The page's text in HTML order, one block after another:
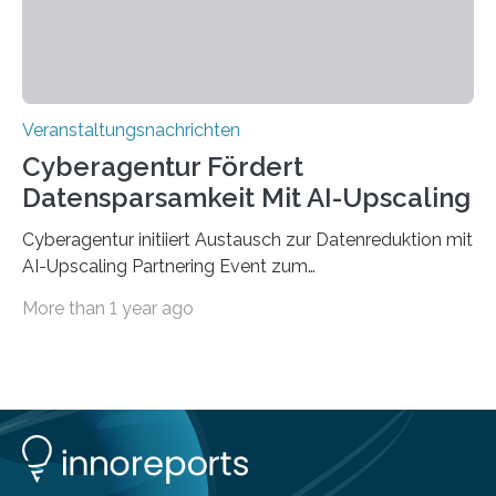
Veranstaltungsnachrichten
Cyberagentur Fördert
Datensparsamkeit Mit AI-Upscaling
Cyberagentur initiiert Austausch zur Datenreduktion mit
AI-Upscaling Partnering Event zum
innovative DatenverarbeitungDie Agentur für
Entwicklung von Technologien zur gezielten
Datenreduktion und Rekonstruktion in schwierigen
Kommunikationsumgebungen. Das Event dient der
More than 1 year ago